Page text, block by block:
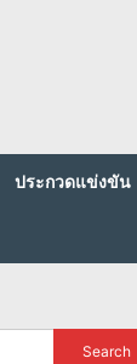
ประกวดแข่งขัน